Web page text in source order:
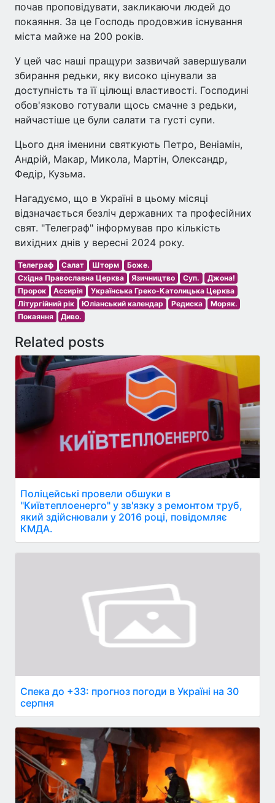
почав проповідувати, закликаючи людей до
покаяння. За це Господь продовжив існування
міста майже на 200 років.
У цей час наші пращури зазвичай завершували
збирання редьки, яку високо цінували за
доступність та її цілющі властивості. Господині
обов'язково готували щось смачне з редьки,
найчастіше це були салати та густі супи.
Цього дня іменини святкують Петро, Веніамін,
Андрій, Макар, Микола, Мартін, Олександр,
Федір, Кузьма.
Нагадуємо, що в Україні в цьому місяці
відзначається безліч державних та професійних
свят. "Телеграф" інформував про кількість
вихідних днів у вересні 2024 року.
Телеграф Салат Шторм
Боже.
Східна Православна Церква
Язичництво Суп.
Джона!
Пророк
Ассирія
Українська Греко-Католицька Церква
Літургійний рік
Юліанський календар Редиска
Моряк.
Покаяння
Диво.
Related posts
Поліцейські провели обшуки в
"Київтеплоенерго" у зв'язку з ремонтом труб,
який здійснювали у 2016 році, повідомляє
КМДА.
Спека до +33: прогноз погоди в Україні на 30
серпня